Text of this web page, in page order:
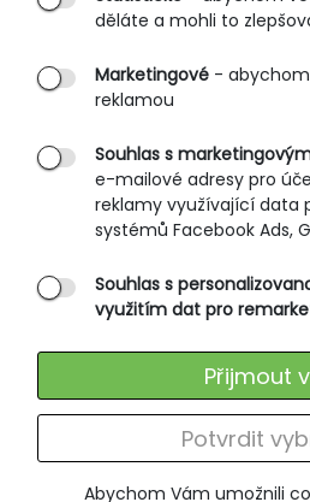
Abychom Vám umožnili
děláte a mohli to
Marketingové -
reklamou
Souhlas s
e-mailové adresy pro
reklamy využívající data
systémů Facebook Ads,
Souhlas s
využitím dat pro
Potvrdit
Přijmout
PRŮVODCE NAKUPOVÁNÍM
Obchodní podmínky
Rozměrové tabulky
Způsoby doručení
Ochrana osobních údajů
SLUŽBY ZÁKAZNÍKŮM
Výměna zboží